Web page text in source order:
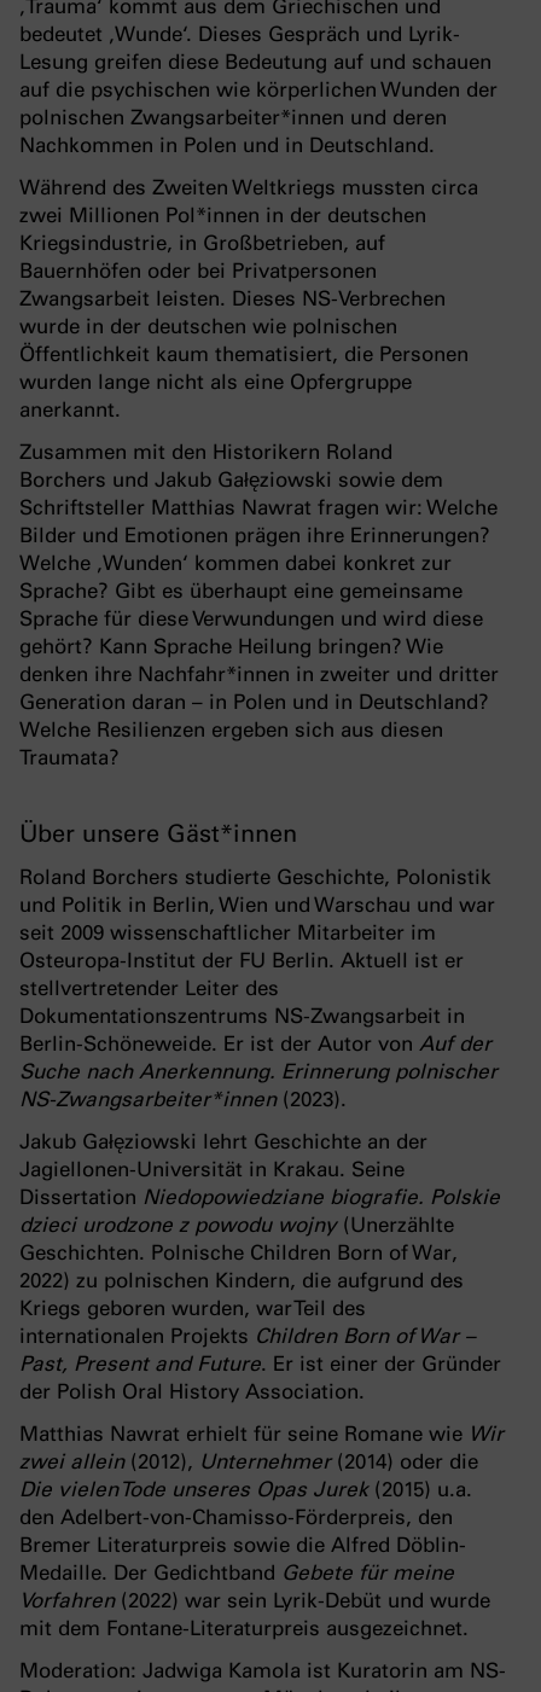
‚Trauma‘ kommt aus dem Griechischen und
bedeutet ‚Wunde‘. Dieses Gespräch und Lyrik-
Lesung greifen diese Bedeutung auf und schauen
auf die psychischen wie körperlichen Wunden der
polnischen Zwangsarbeiter*innen und deren
Nachkommen in Polen und in Deutschland.
Während des Zweiten Weltkriegs mussten circa
zwei Millionen Pol*innen in der deutschen
Kriegsindustrie, in Großbetrieben, auf
Bauernhöfen oder bei Privatpersonen
Zwangsarbeit leisten. Dieses NS-Verbrechen
wurde in der deutschen wie polnischen
Öffentlichkeit kaum thematisiert, die Personen
wurden lange nicht als eine Opfergruppe
anerkannt.
Zusammen mit den Historikern Roland
Borchers und Jakub Gałęziowski sowie dem
Schriftsteller Matthias Nawrat fragen wir: Welche
Bilder und Emotionen prägen ihre Erinnerungen?
Welche ‚Wunden‘ kommen dabei konkret zur
Sprache? Gibt es überhaupt eine gemeinsame
Sprache für diese Verwundungen und wird diese
gehört? Kann Sprache Heilung bringen? Wie
denken ihre Nachfahr*innen in zweiter und dritter
Generation daran – in Polen und in Deutschland?
Welche Resilienzen ergeben sich aus diesen
Traumata?
Über unsere Gäst*innen
Roland Borchers studierte Geschichte, Polonistik
und Politik in Berlin, Wien und Warschau und war
seit 2009 wissenschaftlicher Mitarbeiter im
Osteuropa-Institut der FU Berlin. Aktuell ist er
stellvertretender Leiter des
Dokumentationszentrums NS-Zwangsarbeit in
Berlin-Schöneweide. Er ist der Autor von Auf der
Suche nach Anerkennung. Erinnerung polnischer
NS-Zwangsarbeiter*innen(2023).
Jakub Gałęziowski lehrt Geschichte an der
Jagiellonen-Universität in Krakau. Seine
Dissertation Niedopowiedziane biografie. Polskie
dzieci urodzone z powodu wojny(Unerzählte
Geschichten. Polnische Children Born of War,
2022) zu polnischen Kindern, die aufgrund des
Kriegs geboren wurden, war Teil des
internationalen Projekts Children Born of War –
Past, Present and Future. Er ist einer der Gründer
der Polish Oral History Association.
Matthias Nawrat erhielt für seine Romane wie Wir
zwei allein(2012), Unternehmer (2014) oder die
Die vielen Tode unseres Opas Jurek (2015) u.a.
den Adelbert-von-Chamisso-Förderpreis, den
Bremer Literaturpreis sowie die Alfred Döblin-
Medaille. Der Gedichtband Gebete für meine
Vorfahren(2022) war sein Lyrik-Debüt und wurde
mit dem Fontane-Literaturpreis ausgezeichnet.
Moderation: Jadwiga Kamola ist Kuratorin am NS-